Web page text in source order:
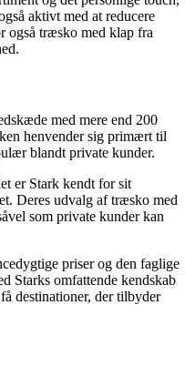
aktivt med at reducere
også træsko med klap fra
med mere end 200
henvender sig primært til
blandt private kunder.
er Stark kendt for sit
Deres udvalg af træsko med
som private kunder kan
priser og den faglige
Starks omfattende kendskab
destinationer, der tilbyder